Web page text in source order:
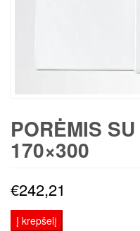
PORĖMIS
170×300
€242,21
Į krepšelį